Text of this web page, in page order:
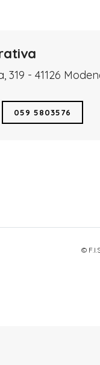
319 - 41126
059 5803576
©